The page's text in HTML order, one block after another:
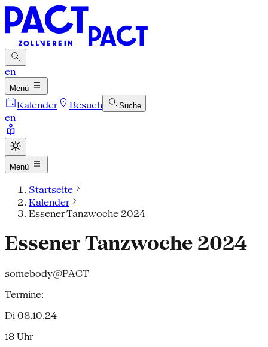
en
Menü
Kalender Besuch Suche
en
Menü
Startseite
Kalender
Essener Tanzwoche 2024
Essener Tanzwoche 2024
somebody@PACT
Termine:
Di 08.10.24
18 Uhr